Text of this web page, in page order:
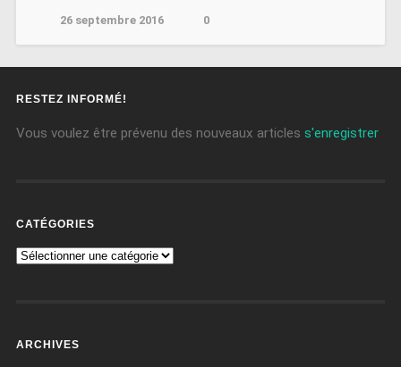
26 septembre 2016 0
RESTEZ INFORMÉ!
Vous voulez être prévenu des nouveaux articles s'enregistrer
CATÉGORIES
ARCHIVES